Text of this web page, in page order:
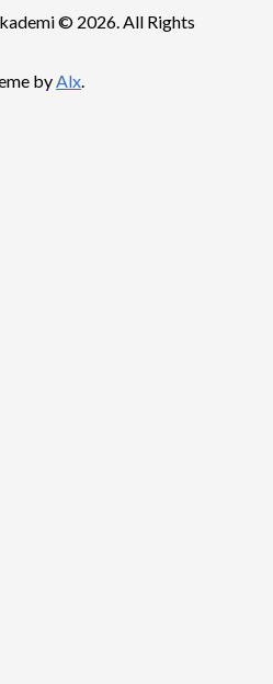
© 2026. All Rights
byAlx.